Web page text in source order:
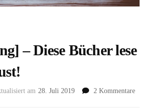
– Diese Bücher lese
am 28. Juli 2019 2 Kommentarezu